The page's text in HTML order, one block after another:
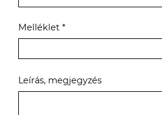
Melléklet *
Leírás, megjegyzés